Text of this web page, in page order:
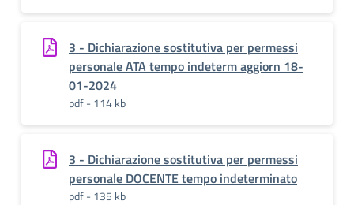
3 - Dichiarazione sostitutiva per permessi
personale ATA tempo indeterm aggiorn 18-
01-2024
pdf - 114 kb
3 - Dichiarazione sostitutiva per permessi
personale DOCENTE tempo indeterminato
pdf - 135 kb